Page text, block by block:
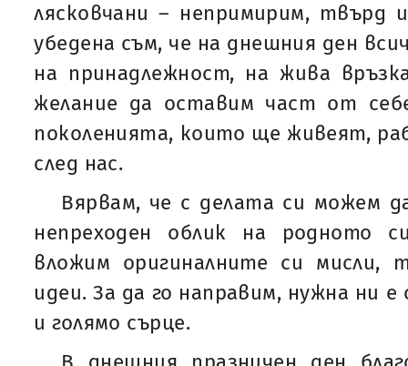
лясковчани – непримирим, твърд
убедена съм, че на днешния ден
на принадлежност, на жива
желание да оставим част от
поколенията, които ще живеят,
след нас.
Вярвам, че с делата си можем
непреходен облик на родното
вложим оригиналните си мисли,
идеи. За да го направим, нужна ни
и голямо сърце.